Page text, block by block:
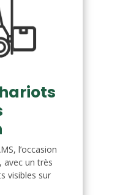
l’occasion
avec un très
visibles sur